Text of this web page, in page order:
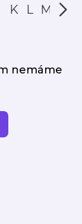
K L M N
nemáme